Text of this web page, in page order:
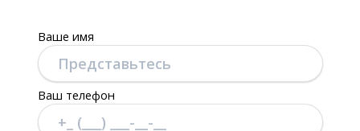
Ваше имя
Ваш телефон